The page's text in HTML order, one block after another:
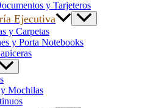
y Tarjeteros
Ejecutiva
y Carpetas
y Porta Notebooks
Mochilas